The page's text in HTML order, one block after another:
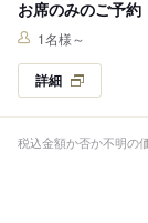
お席のみのご予約
1名様～
詳細
税込金額か否か不明の